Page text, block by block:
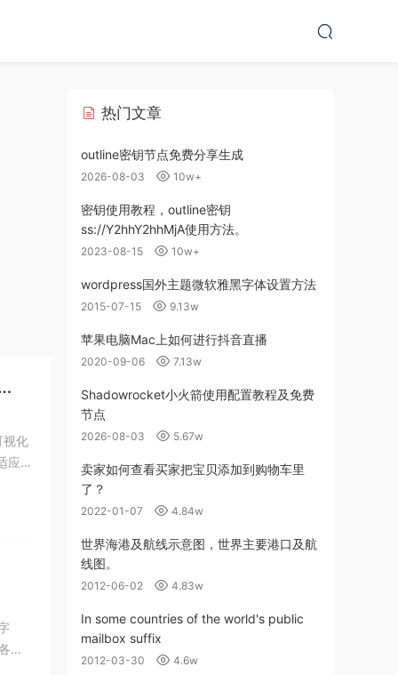
视化
应
种
热门文章
outline密钥节点免费分享生成
2026-08-03 10w+
密钥使用教程，outline密钥
ss://Y2hhY2hhMjA使用方法。
2023-08-15 10w+
wordpress国外主题微软雅黑字体设置方法
2015-07-15 9.13w
苹果电脑Mac上如何进行抖音直播
2020-09-06 7.13w
Shadowrocket小火箭使用配置教程及免费
节点
2026-08-03 5.67w
卖家如何查看买家把宝贝添加到购物车里
了？
2022-01-07 4.84w
世界海港及航线示意图，世界主要港口及航
线图。
2012-06-02 4.83w
In some countries of the world's public
mailbox suffix
2012-03-30 4.6w